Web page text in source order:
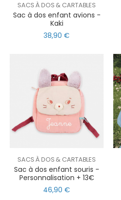
SACS À DOS & CARTABLES
Sac à dos enfant avions -
Kaki
38,90 €
SACS À DOS & CARTABLES
Sac à dos enfant souris -
Personnalisation + 13€
46,90 €